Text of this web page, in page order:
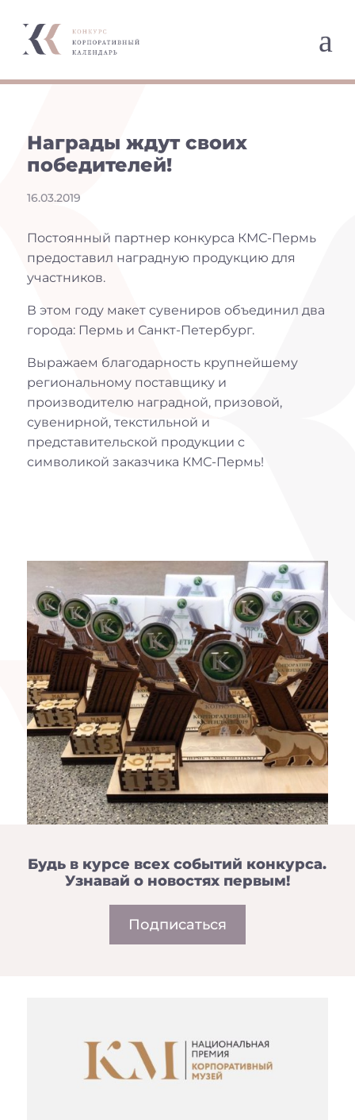
a
Награды ждут своих
победителей!
16.03.2019
Постоянный партнер конкурса КМС-Пермь
предоставил наградную продукцию для
участников.
В этом году макет сувениров объединил два
города: Пермь и Санкт-Петербург.
Выражаем благодарность крупнейшему
региональному поставщику и
производителю наградной, призовой,
сувенирной, текстильной и
представительской продукции с
символикой заказчика КМС-Пермь!
Будь в курсе всех событий конкурса.
Узнавай о новостях первым!
Подписаться